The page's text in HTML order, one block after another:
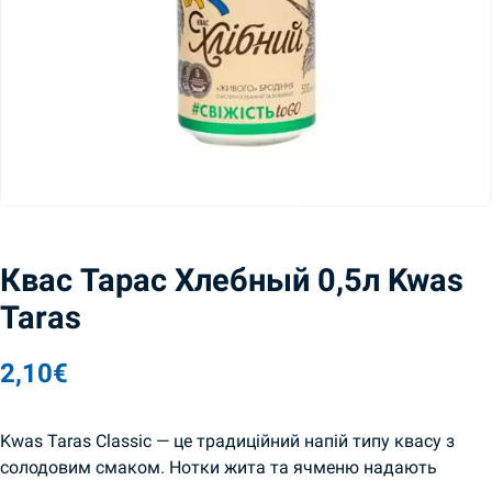
Квас Тарас Хлебный 0,5л Kwas
Taras
2,10€
Kwas Taras Classic — це традиційний напій типу квасу з
солодовим смаком. Нотки жита та ячменю надають